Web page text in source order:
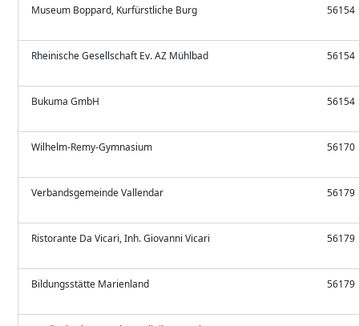
Museum Boppard, Kurfürstliche Burg 56154
Rheinische Gesellschaft Ev. AZ Mühlbad 56154
Bukuma GmbH 56154
Wilhelm-Remy-Gymnasium 56170
Verbandsgemeinde Vallendar 56179
Ristorante Da Vicari, Inh. Giovanni Vicari 56179
Bildungsstätte Marienland 56179